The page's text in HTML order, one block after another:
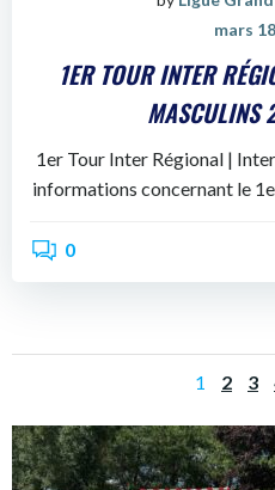
mars
1ER TOUR INTER
1er Tour Inter Régional |
informations concernant le
0
Page
1 Page
2 3